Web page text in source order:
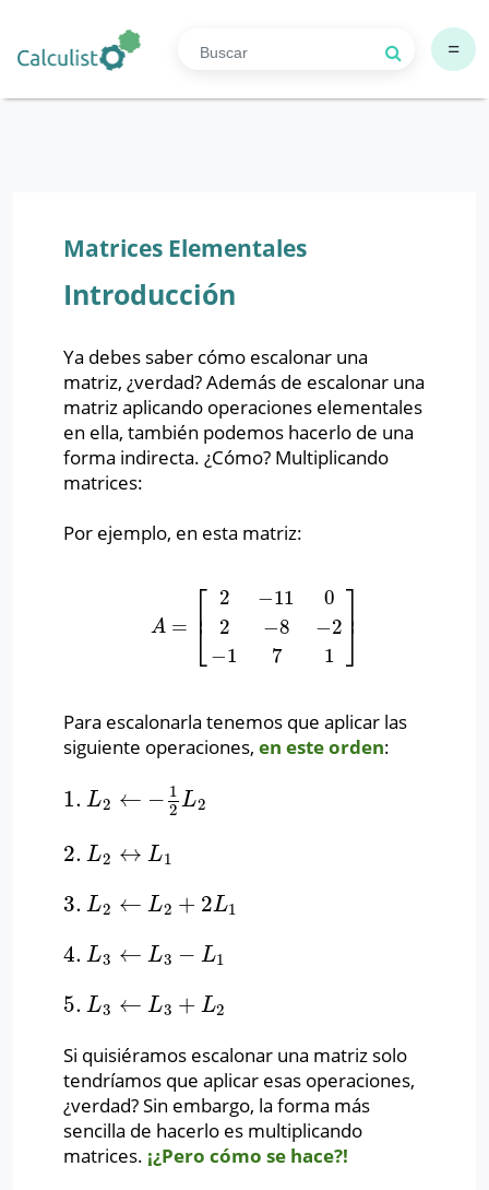
=
Matrices Elementales
Introducción
Ya debes saber cómo escalonar una
matriz, ¿verdad? Además de escalonar una
matriz aplicando operaciones elementales
en ella, también podemos hacerlo de una
forma indirecta. ¿Cómo? Multiplicando
matrices:
Por ejemplo, en esta matriz:
A = ⎡
⎣
⎢
2
2
−1
−11
−8
7
0
−2
1
⎤
⎦⎥
A =[2 − 110 8−2− 1]
Para escalonarla tenemos que aplicar las
siguiente operaciones, en este orden:
1.
1. L2 ← − 1
2 L2
L2←−1 2L2
2.
2. L2 ↔ L1
L2↔L1
3.
3. L2 ← L2 + 2L1
L2←L2 +2L 1
4.
4. L3 ← L3 − L1
L3←L3 −L1
5.
5. L3 ← L3 + L2
L3←L3 +L2
Si quisiéramos escalonar una matriz solo
tendríamos que aplicar esas operaciones,
¿verdad? Sin embargo, la forma más
sencilla de hacerlo es multiplicando
matrices. ¡¿Pero cómo se hace?!